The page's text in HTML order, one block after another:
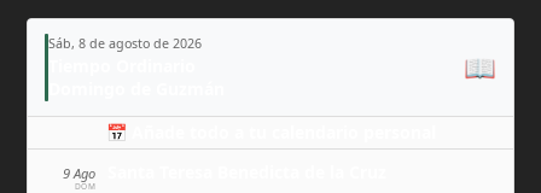
Sáb, 8 de agosto de 2026
📖
📅 Añade todo a tu calendario personal
9 Ago
DOM